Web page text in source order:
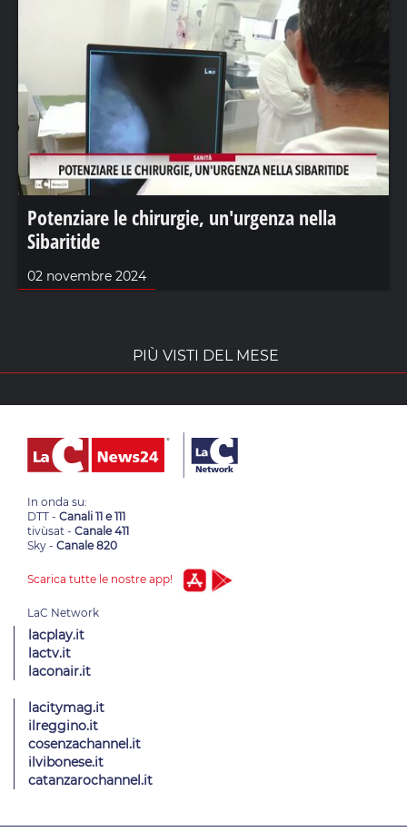
Potenziare le chirurgie, un'urgenza nella
Sibaritide
02 novembre 2024
PIÙ VISTI DEL MESE
In onda su:
DTT - Canali 11 e 111
tivùsat - Canale 411
Sky - Canale 820
Scarica tutte le nostre app!
lacplay.it
lactv.it
laconair.it
lacitymag.it
ilreggino.it
cosenzachannel.it
ilvibonese.it
catanzarochannel.it